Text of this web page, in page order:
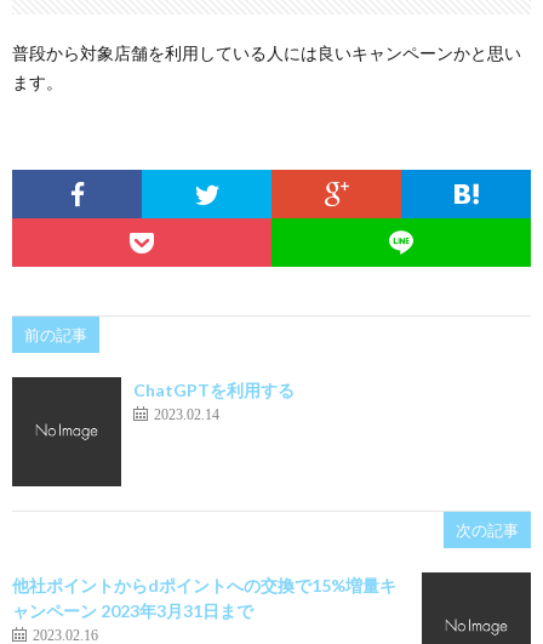
普段から対象店舗を利用している人には良いキャンペーンかと思い
ます。
前の記事
ChatGPTを利用する
2023.02.14
次の記事
他社ポイントからdポイントへの交換で15%増量キ
ャンペーン 2023年3月31日まで
2023.02.16